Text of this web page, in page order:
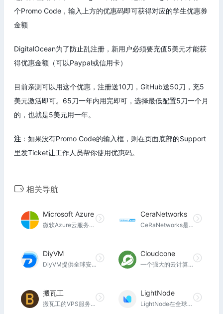
个Promo Code，输入上方的优惠码即可获得对应的学生优惠券
金额
DigitalOcean为了防止乱注册，新用户必须要充值5美元才能获
得优惠金额（可以Paypal或信用卡）
目前亲测可以用这个优惠，注册送10刀，GitHub送50刀，充5
美元激活即可。65刀一年内用完即可，选择最低配置5刀一个月
的，也就是5美元用一年。
注 ：如果没有Promo Code的输入框，则在页面底部的Support
里发Ticket让工作人员帮你使用优惠码。
相关导航
Microsoft Azure
微软Azure云服务是一个灵活的企业级公有云平台，提供数据库、云服务器、云存储、人工智能互联网、CDN等高效、稳定、可扩展的云端服务，Azure 云计算平台还为企业提供一站式解决方案，快速精准定位用户需求，并了解适合企业的各种方案和相关的服务。
CeraNetworks
CeRaNetworks是Anti-DDOS服务的领先提供商。我们目前在全球有8个POP，其中包括美国香港和欧洲。我们提供各种类型的ddos攻击防御措施，以确保您的业务正常运行。
DiyVM
DiyVM提供全球安全稳定的云服务器解决方案，基于KVM+NVME SSD云磁盘架构的云服务器解决方案，60秒快速部署，提供多种操作系统模板，香港/美国/日本多个数据中心可选
Cloudcone
一个强大的云计算平台，为您的在线呈现提供云和专用基础设施，完全由友好的人员管理。
搬瓦工
搬瓦工的VPS服务在KiwiVM上运行，KiwiVM是一个内部开发的安全控制面板。
LightNode
LightNode在全球提供了20多个VPS节点，高性能、全球高质量云服务器。每小时和每月计费。适合游戏出海、亚马逊电商、海外独立站等业务。